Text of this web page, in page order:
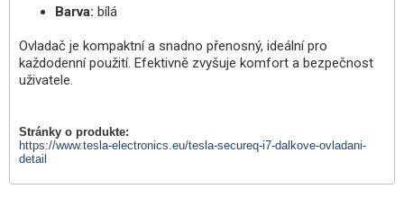
Barva: bílá
Ovladač je kompaktní a snadno přenosný, ideální pro
každodenní použití. Efektivně zvyšuje komfort a bezpečnost
uživatele.
Stránky o produkte:
https://www.tesla-electronics.eu/tesla-secureq-i7-dalkove-ovladani-
detail